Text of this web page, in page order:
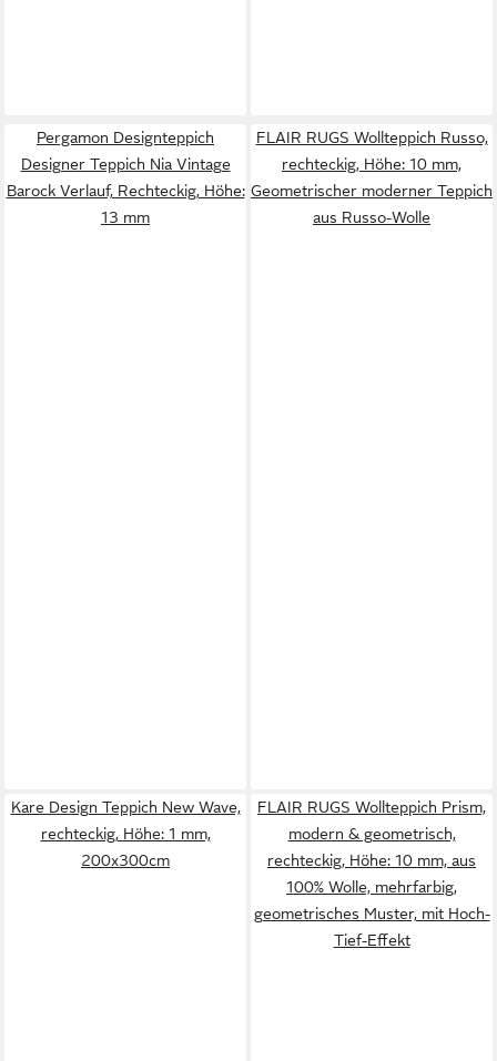
Pergamon Designteppich
Designer Teppich Nia Vintage
Barock Verlauf, Rechteckig, Höhe:
13 mm
FLAIR RUGS Wollteppich Russo,
rechteckig, Höhe: 10 mm,
Geometrischer moderner Teppich
aus Russo-Wolle
Kare Design Teppich New Wave,
rechteckig, Höhe: 1 mm,
200x300cm
FLAIR RUGS Wollteppich Prism,
modern & geometrisch,
rechteckig, Höhe: 10 mm, aus
100% Wolle, mehrfarbig,
geometrisches Muster, mit Hoch-
Tief-Effekt